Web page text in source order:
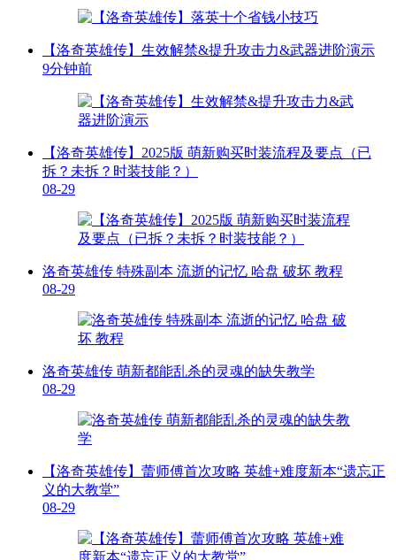
【洛奇英雄传】生效解禁&提升攻击力&武器进阶演示
9分钟前
【洛奇英雄传】2025版 萌新购买时装流程及要点（已
拆？未拆？时装技能？）
08-29
洛奇英雄传 特殊副本 流逝的记忆 哈盘 破坏 教程
08-29
洛奇英雄传 萌新都能乱杀的灵魂的缺失教学
08-29
【洛奇英雄传】蕾师傅首次攻略 英雄+难度新本“遗忘正
义的大教堂”
08-29